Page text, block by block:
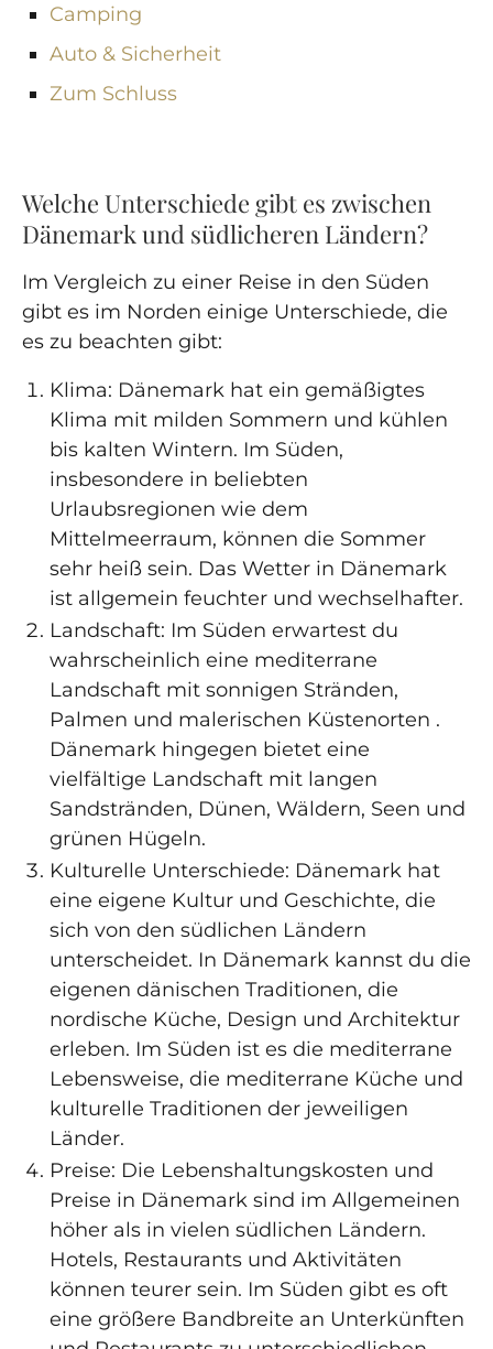
Camping
Auto & Sicherheit
Zum Schluss
Welche Unterschiede gibt es zwischen
Dänemark und südlicheren Ländern?
Im Vergleich zu einer Reise in den Süden
gibt es im Norden einige Unterschiede, die
es zu beachten gibt:
Klima: Dänemark hat ein gemäßigtes
Klima mit milden Sommern und kühlen
bis kalten Wintern. Im Süden,
insbesondere in beliebten
Urlaubsregionen wie dem
Mittelmeerraum, können die Sommer
sehr heiß sein. Das Wetter in Dänemark
ist allgemein feuchter und wechselhafter.
Landschaft: Im Süden erwartest du
wahrscheinlich eine mediterrane
Landschaft mit sonnigen Stränden,
Palmen und malerischen Küstenorten .
Dänemark hingegen bietet eine
vielfältige Landschaft mit langen
Sandstränden, Dünen, Wäldern, Seen und
grünen Hügeln.
Kulturelle Unterschiede: Dänemark hat
eine eigene Kultur und Geschichte, die
sich von den südlichen Ländern
unterscheidet. In Dänemark kannst du die
eigenen dänischen Traditionen, die
nordische Küche, Design und Architektur
erleben. Im Süden ist es die mediterrane
Lebensweise, die mediterrane Küche und
kulturelle Traditionen der jeweiligen
Länder.
Preise: Die Lebenshaltungskosten und
Preise in Dänemark sind im Allgemeinen
höher als in vielen südlichen Ländern.
Hotels, Restaurants und Aktivitäten
können teurer sein. Im Süden gibt es oft
eine größere Bandbreite an Unterkünften